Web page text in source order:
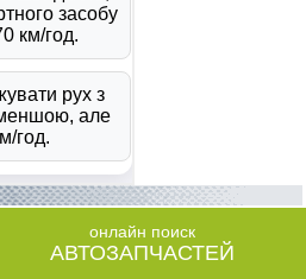
онлайн поиск
АВТОЗАПЧАСТЕЙ